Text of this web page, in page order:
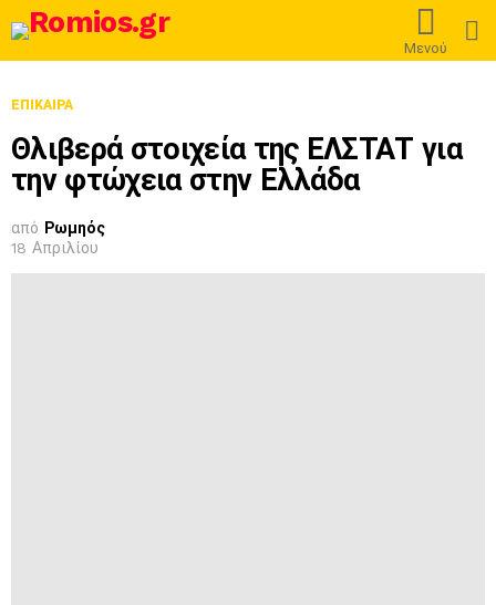
Μενού
ΕΠΊΚΑΙΡΑ
Θλιβερά στοιχεία της ΕΛΣΤΑΤ για
την φτώχεια στην Ελλάδα
από Ρωμηός
18 Απριλίου